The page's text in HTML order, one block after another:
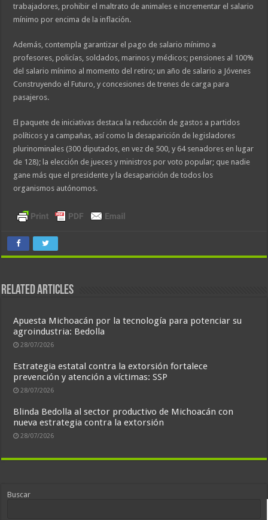
trabajadores, prohibir el maltrato de animales e incrementar el salario
mínimo por encima de la inflación.
Además, contempla garantizar el pago de salario mínimo a
profesores, policías, soldados, marinos y médicos; pensiones al 100%
del salario mínimo al momento del retiro; un año de salario a Jóvenes
Construyendo el Futuro, y concesiones de trenes de carga para
pasajeros.
El paquete de iniciativas destaca la reducción de gastos a partidos
políticos y a campañas, así como la desaparición de legisladores
plurinominales (300 diputados, en vez de 500, y 64 senadores en lugar
de 128); la elección de jueces y ministros por voto popular; que nadie
gane más que el presidente y la desaparición de todos los
organismos autónomos.
Related Articles
Apuesta Michoacán por la tecnología para potenciar su
agroindustria: Bedolla
28/07/2026
Estrategia estatal contra la extorsión fortalece
prevención y atención a víctimas: SSP
28/07/2026
Blinda Bedolla al sector productivo de Michoacán con
nueva estrategia contra la extorsión
28/07/2026
Buscar